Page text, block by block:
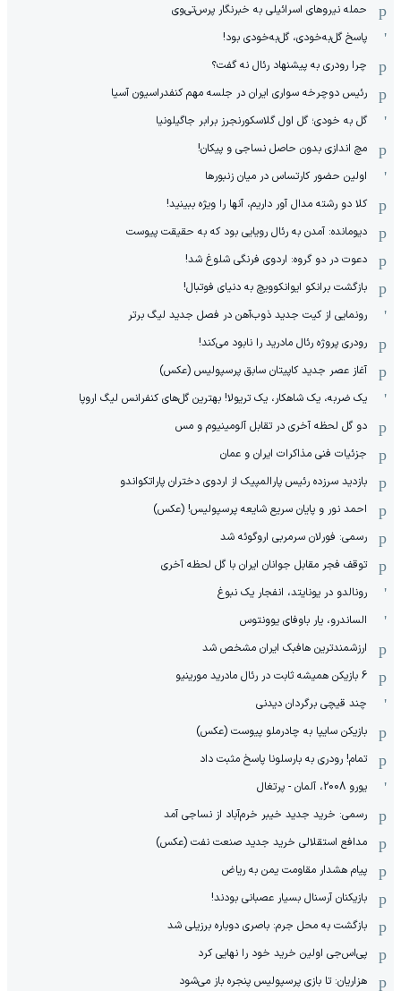
حمله نیروهای اسرائیلی به خبرنگار پرس‌تی‌وی
پاسخ گل‌به‌خودی، گل‌به‌خودی بود!
چرا رودری به پیشنهاد رئال نه گفت؟
رئیس دوچرخه سواری ایران در جلسه مهم کنفدراسیون آسیا
گل به خودی؛ گل اول گلاسکورنجرز برابر جاگیلونیا
مچ اندازی بدون حاصل نساجی و پیکان!
اولین حضور کارتساس در میان زنبورها
کلا دو‌ رشته مدال آور داریم، آنها را ویژه ببینید!
دیومانده: آمدن به رئال رویایی بود که به حقیقت پیوست
دعوت در دو گروه: اردوی فرنگی شلوغ شد!
بازگشت برانکو ایوانکوویچ به دنیای فوتبال!
رونمایی از کیت جدید ذوب‌آهن در فصل جدید لیگ برتر
رودری پروژه رئال مادرید را نابود می‌کند!
آغاز عصر جدید کاپیتان سابق پرسپولیس (عکس)
یک ضربه، یک شاهکار، یک تریولا! بهترین گل‌های کنفرانس لیگ اروپا
دو گل لحظه آخری در تقابل آلومینیوم و مس
جزئیات فنی مذاکرات ایران و عمان
بازدید سرزده رئیس پارالمپیک از اردوی دختران پاراتکواندو
احمد نور و پایان سریع شایعه پرسپولیس! (عکس)
رسمی: فورلان سرمربی اروگوئه شد
توقف فجر مقابل جوانان ایران با گل لحظه آخری
رونالدو در یونایتد، انفجار یک نبوغ
الساندرو، یار باوفای یوونتوس
ارزشمندترین هافبک ایران مشخص شد
6 بازیکن همیشه ثابت در رئال مادرید مورینیو
چند قیچی برگردان دیدنی
بازیکن سایپا به چادرملو پیوست (عکس)
تمام! رودری به بارسلونا پاسخ مثبت داد
یورو 2008، آلمان - پرتغال
رسمی: خرید جدید خیبر خرم‌آباد از نساجی آمد
مدافع استقلالی خرید جدید صنعت نفت (عکس)
پیام هشدار مقاومت یمن به ریاض
بازیکنان آرسنال بسیار عصبانی بودند!
بازگشت به محل جرم: باصری دوباره برزیلی شد
پی‌اس‌جی اولین خرید خود را نهایی کرد
هزاریان: تا بازی پرسپولیس پنجره باز می‌شود